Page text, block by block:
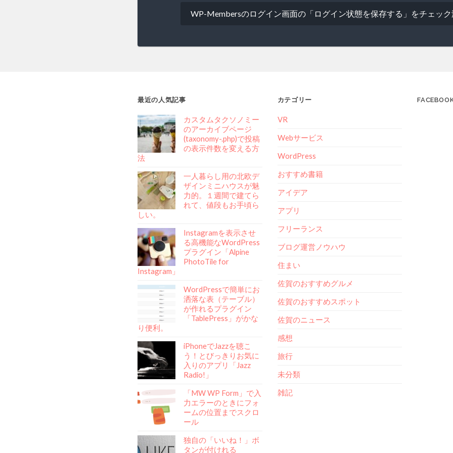
シ
ョ
ン
WP-Membersのログイン画面の「ログイン状態を保存する」をチェック
最近の人気記事
カスタムタクソノミー
のアーカイブページ
(taxonomy-.php)で投稿
の表示件数を変える方
法
一人暮らし用の北欧デ
ザインミニハウスが魅
力的。１週間で建てら
れて、値段もお手頃ら
しい。
Instagramを表示させ
る高機能なWordPress
プラグイン「Alpine
PhotoTile for
Instagram」
WordPressで簡単にお
洒落な表（テーブル）
が作れるプラグイン
「TablePress」がかな
り便利。
iPhoneでJazzを聴こ
う！とびっきりお気に
入りのアプリ「Jazz
Radio!」
「MW WP Form」で入
力エラーのときにフォ
ームの位置までスクロ
ール
独自の「いいね！」ボ
タンが付けれる
カテゴリー
VR
Webサービス
WordPress
おすすめ書籍
アイデア
アプリ
フリーランス
ブログ運営ノウハウ
住まい
佐賀のおすすめグルメ
佐賀のおすすめスポット
佐賀のニュース
感想
旅行
未分類
雑記